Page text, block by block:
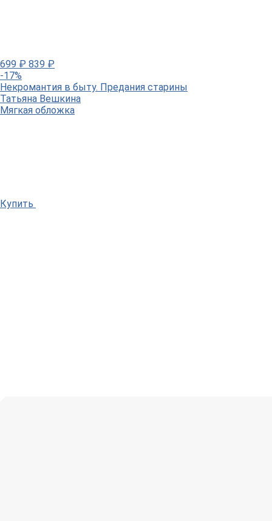
699 ₽ 839 ₽
-17%
Некромантия в быту. Предания старины
Татьяна Вешкина
Мягкая обложка
Купить